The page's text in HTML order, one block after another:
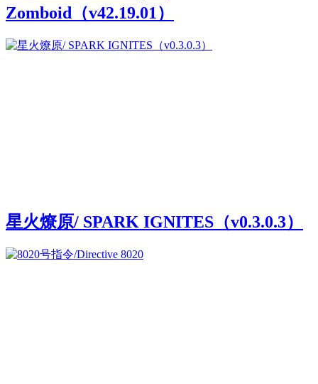
Zomboid（v42.19.01）
星火燎原/ SPARK IGNITES（v0.3.0.3）